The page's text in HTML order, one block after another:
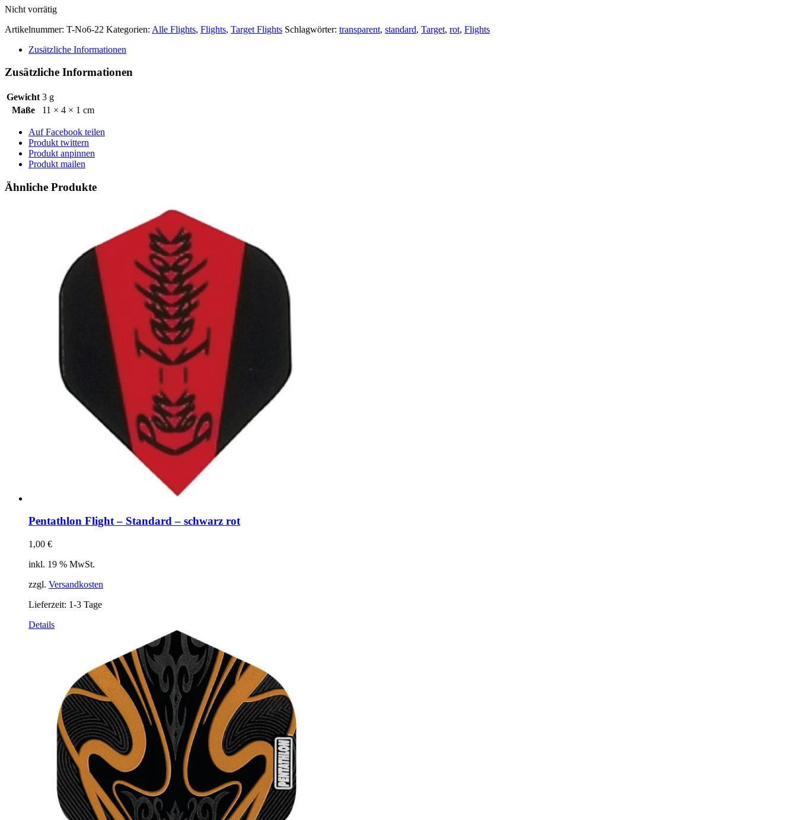
Nicht vorrätig
Artikelnummer: T-No6-22 Kategorien: Alle Flights, Flights, Target Flights Schlagwörter: transparent, standard, Target, rot, Flights
Zusätzliche Informationen
Zusätzliche Informationen
Gewicht 3 g
Maße
11 × 4 × 1 cm
Auf Facebook teilen
Produkt twittern
Produkt anpinnen
Produkt mailen
Ähnliche Produkte
Pentathlon Flight – Standard – schwarz rot
1,00 €
inkl. 19 % MwSt.
zzgl. Versandkosten
Lieferzeit: 1-3 Tage
Details